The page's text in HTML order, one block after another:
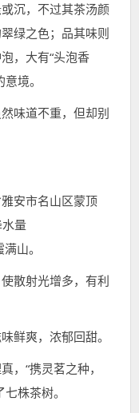
沉，不过其茶汤颜
绿之色；品其味则
，大有“头泡香
境。
味道不重，但却别
安市名山区蒙顶
量
山。
散射光增多，有利
鲜爽，浓郁回甜。
，“携灵茗之种，
株茶树。